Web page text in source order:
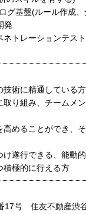
グ基盤(ルール作成、
発
ネトレーションテス
技術に精通している方
取り組み、チームメ
高めることができ、
け遂行できる、能動
積極的に行える方
17号 住友不動産渋